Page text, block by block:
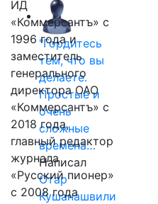
"Гордитесь
тем, что вы
делаете.
Простые и
очень
сложные
времена…
Написал
Отар
Кушанашвили
ИД
«Коммерсантъ» с
1996 года и
заместитель
генерального
директора ОАО
«Коммерсантъ» с
2018 года,
главный редактор
журнала
«Русский пионер»
с 2008 года